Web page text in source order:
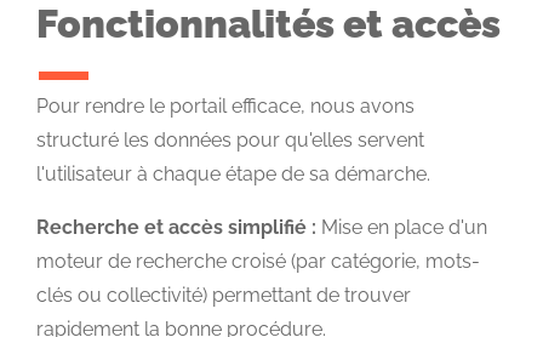
Fonctionnalités et accès
Pour rendre le portail efficace, nous avons
structuré les données pour qu'elles servent
l'utilisateur à chaque étape de sa démarche.
Recherche et accès simplifié : Mise en place d'un
moteur de recherche croisé (par catégorie, mots-
clés ou collectivité) permettant de trouver
rapidement la bonne procédure.